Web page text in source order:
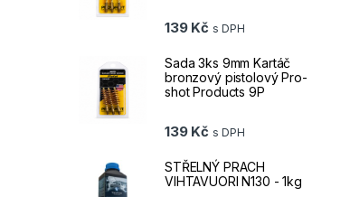
139 Kč s DPH
Sada 3ks 9mm Kartáč
bronzový pistolový Pro-
shot Products 9P
139 Kč s DPH
STŘELNÝ PRACH
VIHTAVUORI N130 - 1kg